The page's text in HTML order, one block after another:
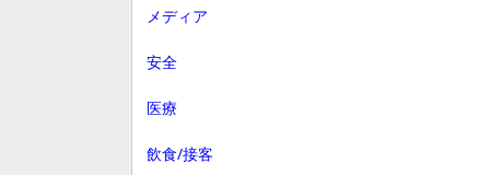
メディア
安全
医療
飲食/接客